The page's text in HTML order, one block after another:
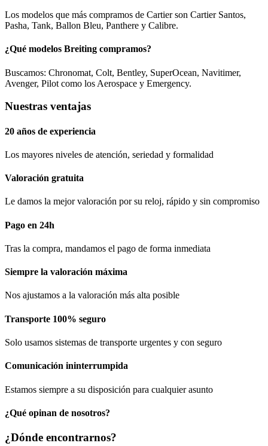
Los modelos que más compramos de Cartier son Cartier Santos,
Pasha, Tank, Ballon Bleu, Panthere y Calibre.
¿Qué modelos Breiting compramos?
Buscamos: Chronomat, Colt, Bentley, SuperOcean, Navitimer,
Avenger, Pilot como los Aerospace y Emergency.
Nuestras ventajas
20 años de experiencia
Los mayores niveles de atención, seriedad y formalidad​
Valoración gratuita
Le damos la mejor valoración por su reloj, rápido y sin compromiso
Pago en 24h
Tras la compra, mandamos el pago de forma inmediata
Siempre la valoración máxima
Nos ajustamos a la valoración más alta posible
Transporte 100% seguro
Solo usamos sistemas de transporte urgentes y con seguro
Comunicación​ ininterrumpida
Estamos siempre a su disposición para cualquier asunto
¿Qué opinan de nosotros?
¿Dónde encontrarnos?